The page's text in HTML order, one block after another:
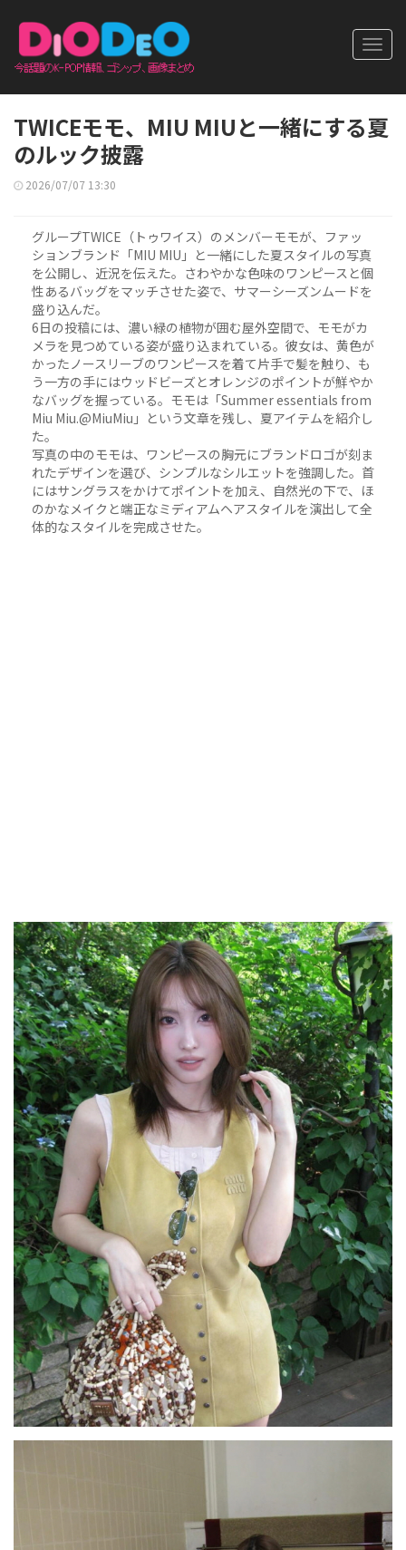
TWICEモモ、MIU MIUと一緒にする夏
のルック披露
2026/07/07 13:30
グループTWICE（トゥワイス）のメンバーモモが、ファッ
ションブランド「MIU MIU」と一緒にした夏スタイルの写真
を公開し、近況を伝えた。さわやかな色味のワンピースと個
性あるバッグをマッチさせた姿で、サマーシーズンムードを
盛り込んだ。
6日の投稿には、濃い緑の植物が囲む屋外空間で、モモがカ
メラを見つめている姿が盛り込まれている。彼女は、黄色が
かったノースリーブのワンピースを着て片手で髪を触り、も
う一方の手にはウッドビーズとオレンジのポイントが鮮やか
なバッグを握っている。モモは「Summer essentials from
Miu Miu.@MiuMiu」という文章を残し、夏アイテムを紹介し
た。
写真の中のモモは、ワンピースの胸元にブランドロゴが刻ま
れたデザインを選び、シンプルなシルエットを強調した。首
にはサングラスをかけてポイントを加え、自然光の下で、ほ
のかなメイクと端正なミディアムヘアスタイルを演出して全
体的なスタイルを完成させた。